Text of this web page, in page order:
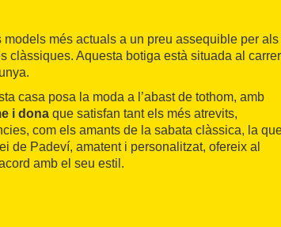
models més actuals a un preu assequible per als
clàssiques. Aquesta botiga està situada al carrer
casa posa la moda a l’abast de tothom, amb
i dona que satisfan tant els més atrevits,
com els amants de la sabata clàssica, la
de Padeví, amatent i personalitzat, ofereix al
amb el seu estil.